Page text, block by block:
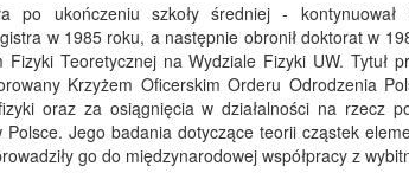
po ukończeniu szkoły średniej -
w 1985 roku, a następnie obronił doktorat w
Teoretycznej na Wydziale Fizyki UW. Tytuł
Krzyżem Oficerskim Orderu Odrodzenia
oraz za osiągnięcia w działalności na rzecz
Jego badania dotyczące teorii cząstek
go do międzynarodowej współpracy z